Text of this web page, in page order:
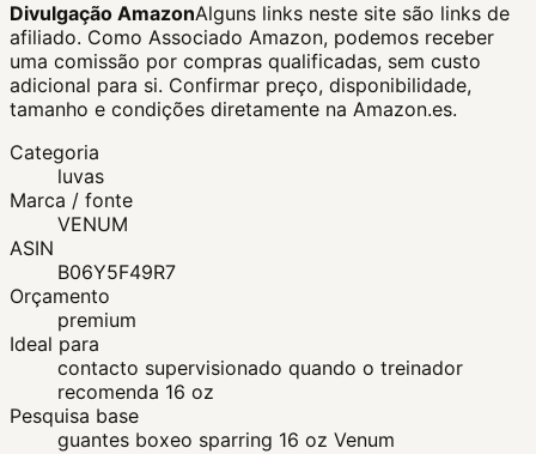
Divulgação AmazonAlguns links neste site são links de
afiliado. Como Associado Amazon, podemos receber
uma comissão por compras qualificadas, sem custo
adicional para si. Confirmar preço, disponibilidade,
tamanho e condições diretamente na Amazon.es.
Categoria
luvas
Marca / fonte
VENUM
ASIN
B06Y5F49R7
Orçamento
premium
Ideal para
contacto supervisionado quando o treinador
recomenda 16 oz
Pesquisa base
guantes boxeo sparring 16 oz Venum